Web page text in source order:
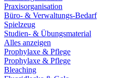
Praxisorganisation
Büro- & Verwaltungs-Bedarf
Spielzeug
Studien- & Übungsmaterial
Alles anzeigen
Prophylaxe & Pflege
Prophylaxe & Pflege
Bleaching